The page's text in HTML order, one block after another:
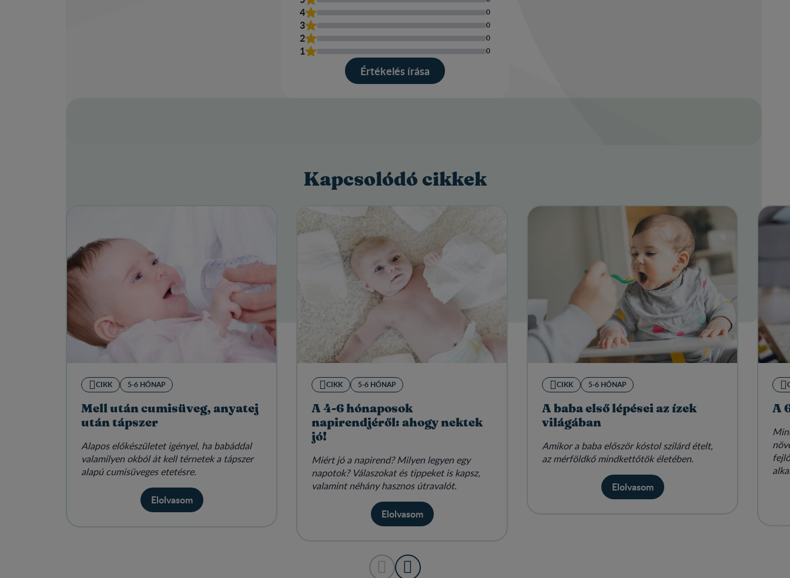
4 0
3 0
2 0
1 0
Értékelés írása​
Kapcsolódó cikkek
CIKK 5-6 HÓNAP
Mell után cumisüveg, anyatej
után tápszer
Alapos előkészületet igényel, ha babáddal
valamilyen okból át kell térnetek a tápszer
alapú cumisüveges etetésre.
Elolvasom
CIKK 5-6 HÓNAP
A 4-6 hónaposok
napirendjéről: ahogy nektek
jó!
Miért jó a napirend? Milyen legyen egy
napotok? Válaszokat és tippeket is kapsz,
valamint néhány hasznos útravalót.
Elolvasom
CIKK 5-6 HÓNAP
A baba első lépései az ízek
világában
Amikor a baba először kóstol szilárd ételt,
az mérföldkő mindkettőtök életében.
Elolvasom
A